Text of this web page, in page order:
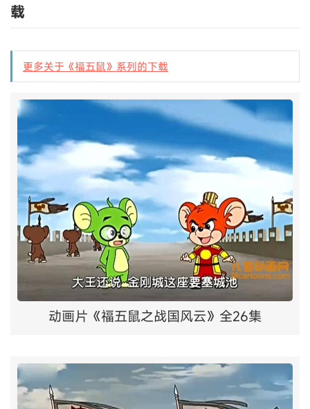
载
更多关于《福五鼠》系列的下载
动画片《福五鼠之战国风云》全26集